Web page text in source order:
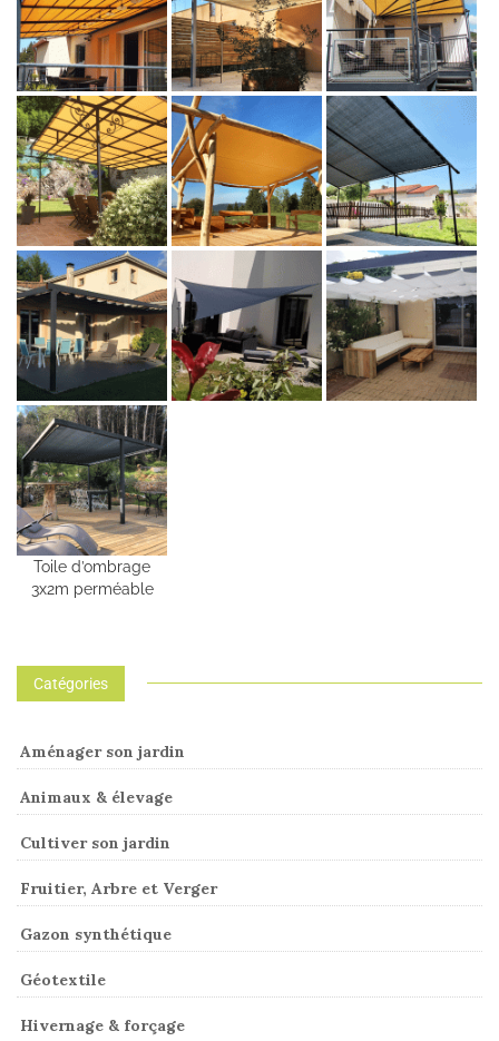
Toile d’ombrage
3x2m perméable
Catégories
Aménager son jardin
Animaux & élevage
Cultiver son jardin
Fruitier, Arbre et Verger
Gazon synthétique
Géotextile
Hivernage & forçage